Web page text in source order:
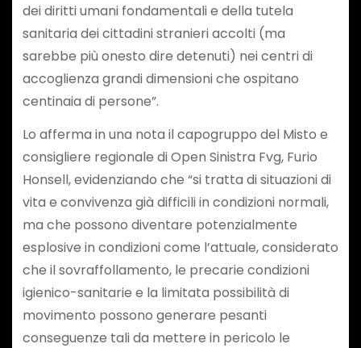
dei diritti umani fondamentali e della tutela
sanitaria dei cittadini stranieri accolti (ma
sarebbe più onesto dire detenuti) nei centri di
accoglienza grandi dimensioni che ospitano
centinaia di persone”.
Lo afferma in una nota il capogruppo del Misto e
consigliere regionale di Open Sinistra Fvg, Furio
Honsell, evidenziando che “si tratta di situazioni di
vita e convivenza già difficili in condizioni normali,
ma che possono diventare potenzialmente
esplosive in condizioni come l’attuale, considerato
che il sovraffollamento, le precarie condizioni
igienico-sanitarie e la limitata possibilità di
movimento possono generare pesanti
conseguenze tali da mettere in pericolo le